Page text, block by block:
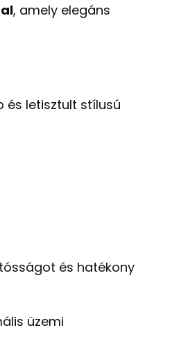
, amely elegáns
és letisztult stílusú
és hatékony
üzemi